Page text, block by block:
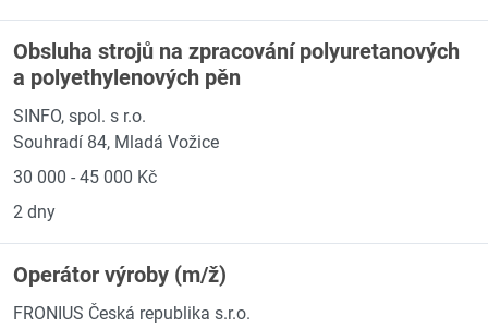
Obsluha strojů na zpracování polyuretanových
a polyethylenových pěn
SINFO, spol. s r.o.
Souhradí 84, Mladá Vožice
30 000 - 45 000 Kč
2 dny
Operátor výroby (m/ž)
FRONIUS Česká republika s.r.o.